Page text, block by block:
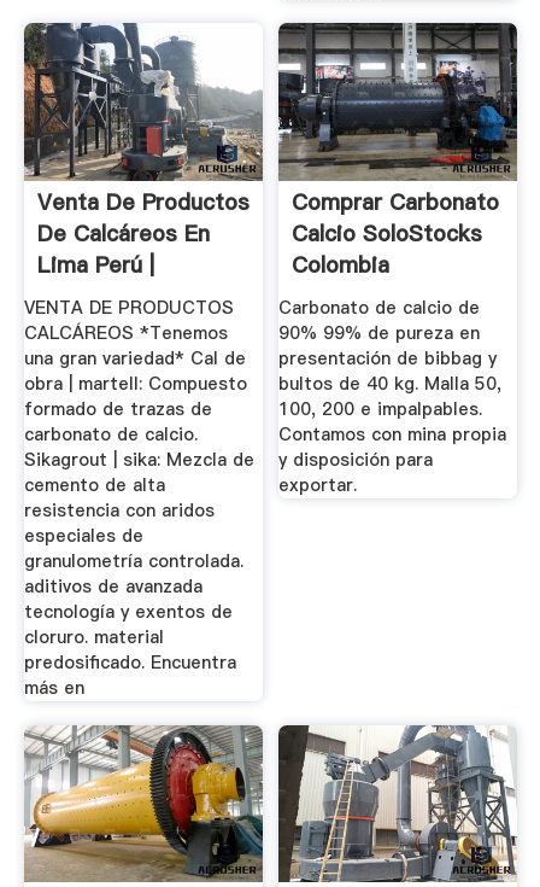
Venta De Productos
De Calcáreos En
Lima Perú |
GrupoCJL ...
VENTA DE PRODUCTOS
CALCÁREOS *Tenemos
una gran variedad* Cal de
obra | martell: Compuesto
formado de trazas de
carbonato de calcio.
Sikagrout | sika: Mezcla de
cemento de alta
resistencia con aridos
especiales de
granulometría controlada.
aditivos de avanzada
tecnología y exentos de
cloruro. material
predosificado. Encuentra
más en
Comprar Carbonato
Calcio SoloStocks
Colombia
Carbonato de calcio de
90% 99% de pureza en
presentación de bibbag y
bultos de 40 kg. Malla 50,
100, 200 e impalpables.
Contamos con mina propia
y disposición para
exportar.